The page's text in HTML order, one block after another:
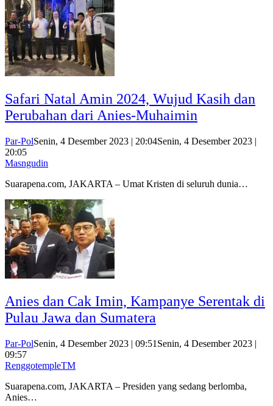
Safari Natal Amin 2024, Wujud Kasih dan
Perubahan dari Anies-Muhaimin
Par-PolSenin, 4 Desember 2023 | 20:04Senin, 4 Desember 2023 |
20:05
Masngudin
Suarapena.com, JAKARTA – Umat Kristen di seluruh dunia…
Anies dan Cak Imin, Kampanye Serentak di
Pulau Jawa dan Sumatera
Par-PolSenin, 4 Desember 2023 | 09:51 Senin, 4 Desember 2023 |
09:57
RenggotempleTM
Suarapena.com, JAKARTA – Presiden yang sedang berlomba,
Anies…